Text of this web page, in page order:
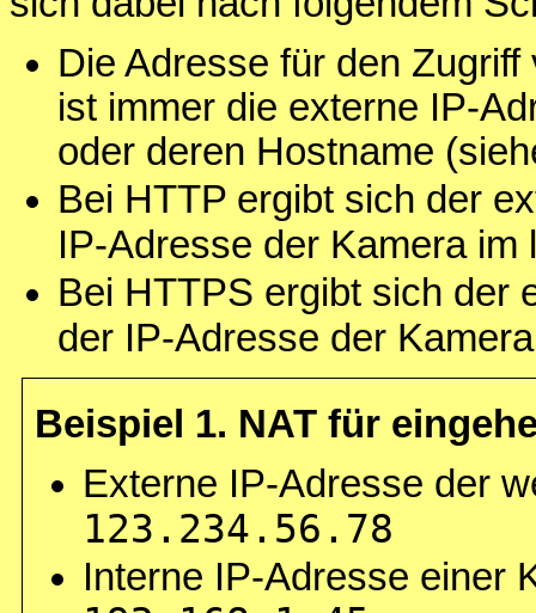
Die Adresse für den
ist immer die externe IP-
oder deren Hostname
Bei HTTP ergibt sich der
IP-Adresse der Kamera
Bei HTTPS ergibt sich der
der IP-Adresse der
Beispiel 1. NAT für
Externe IP-Adresse der
123.234.56.78
Interne IP-Adresse einer